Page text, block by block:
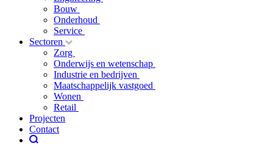
Bouw
Onderhoud
Service
Sectoren
Zorg
Onderwijs en wetenschap
Industrie en bedrijven
Maatschappelijk vastgoed
Wonen
Retail
Projecten
Contact